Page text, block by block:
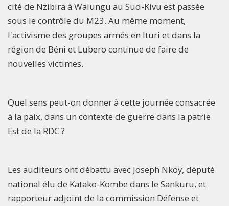
cité de Nzibira à Walungu au Sud-Kivu est passée
sous le contrôle du M23. Au même moment,
l'activisme des groupes armés en Ituri et dans la
région de Béni et Lubero continue de faire de
nouvelles victimes.
Quel sens peut-on donner à cette journée consacrée
à la paix, dans un contexte de guerre dans la patrie
Est de la RDC ?
Les auditeurs ont débattu avec Joseph Nkoy, député
national élu de Katako-Kombe dans le Sankuru, et
rapporteur adjoint de la commission Défense et